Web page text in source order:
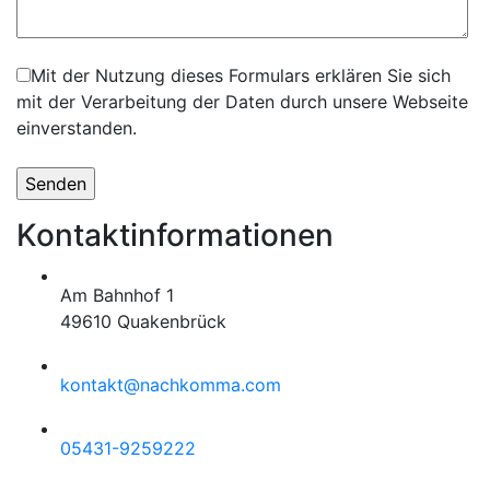
Mit der Nutzung dieses Formulars erklären Sie sich
mit der Verarbeitung der Daten durch unsere Webseite
einverstanden.
Kontaktinformationen
Am Bahnhof 1
49610 Quakenbrück
kontakt@nachkomma.com
05431-9259222